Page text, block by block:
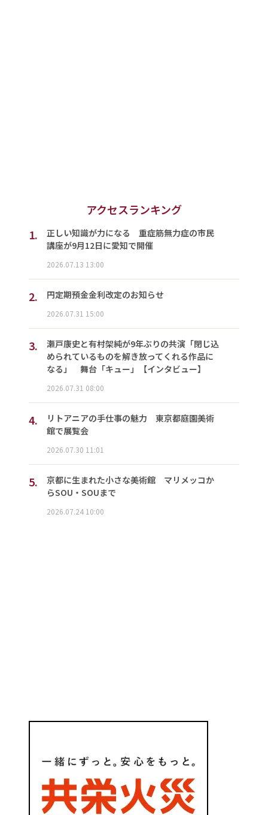
アクセスランキング
1.
正しい知識が力になる 重症筋無力症の市民
講座が9月12日に愛知で開催
2026.07.13 13:00
2. 円定期預金金利改定のお知らせ
2026.07.31 15:00
3.
瀬戸康史と有村架純が9年ぶりの共演「閉じ込
められているものを解き放ってくれる作品に
なる」 舞台「キュー」【インタビュー】
2026.07.31 08:00
4.
リトアニアの手仕事の魅力 東京都庭園美術
館で展覧会
2026.07.30 11:01
5.
京都に生まれた小さな美術館 マリメッコか
らSOU・SOUまで
2026.07.24 10:00